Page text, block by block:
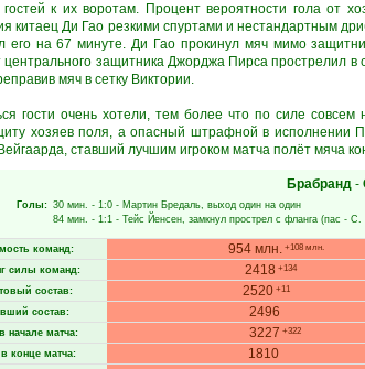
к их воротам. Процент вероятности гола от
китаец Ди Гао резкими спуртами и нестандартным
его на 67 минуте. Ди Гао прокинул мяч мимо
центрального защитника Джорджа Пирса прострелил
мяч в сетку Виктории.
гости очень хотели, тем более что по силе
хозяев поля, а опасный штрафной в исполнении
ставший лучшим игроком матча полёт мяча
Брабранд-
Голы: 30 мин. - 1:0 - Мартин Бредаль, выход один на один
84 мин. - 1:1 - Тейс Йенсен, замкнул прострел с фланга (пас - С.
команд: 954 млн. +108 млн.
силы команд: 2418 +134
состав: 2520+11
состав: 2496
начале матча: 3227 +322
конце матча: 1810